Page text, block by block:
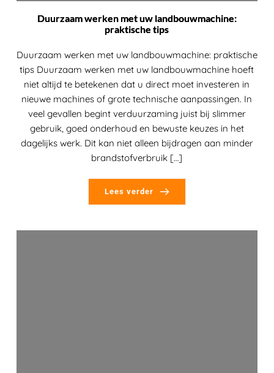
Duurzaam werken met uw landbouwmachine:
praktische tips
Duurzaam werken met uw landbouwmachine: praktische
tips Duurzaam werken met uw landbouwmachine hoeft
niet altijd te betekenen dat u direct moet investeren in
nieuwe machines of grote technische aanpassingen. In
veel gevallen begint verduurzaming juist bij slimmer
gebruik, goed onderhoud en bewuste keuzes in het
dagelijks werk. Dit kan niet alleen bijdragen aan minder
brandstofverbruik […]
Lees verder